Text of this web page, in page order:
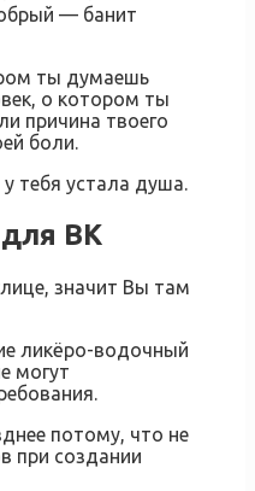
— банит
ты думаешь
о котором ты
причина твоего
боли.
у тебя устала душа.
ВК
значит Вы там
ликёро-водочный
могут
потому, что не
при создании